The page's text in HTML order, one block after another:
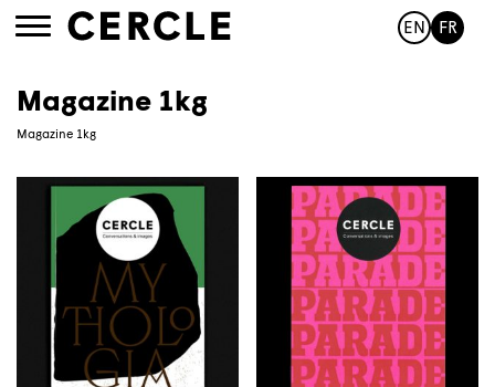
Toggle
EN FR
Magazine 1kg
Magazine 1kg